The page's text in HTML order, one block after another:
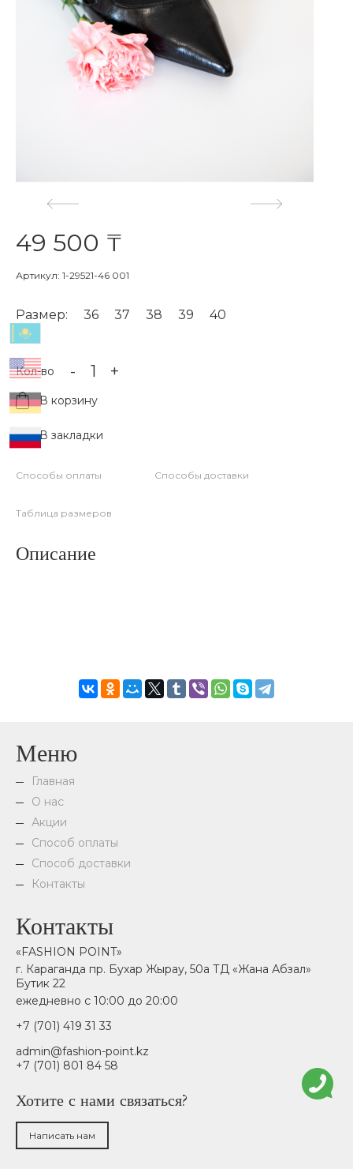
49 500 ₸
Артикул: 1-29521-46 001
Размер: 36 37 38 39 40
Кол-во - +
В корзину
В закладки
Способы оплаты Способы доставки
Таблица размеров
Описание
Меню
Главная
О нас
Акции
Способ оплаты
Способ доставки
Контакты
Контакты
«FASHION POINT»
г. Караганда пр. Бухар Жырау, 50а ТД «Жана Абзал»
Бутик 22
ежедневно с 10:00 до 20:00
+7 (701) 419 31 33
admin@fashion-point.kz
+7 (701) 801 84 58
Хотите с нами связаться?
Написать нам